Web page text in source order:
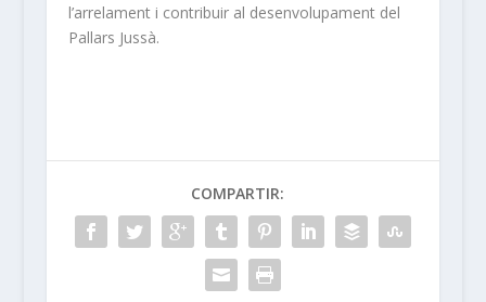
l’arrelament i contribuir al desenvolupament del
Pallars Jussà.
COMPARTIR: